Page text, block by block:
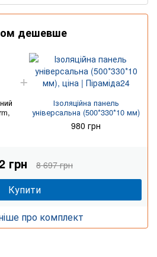
дешевше
Ізоляційна панель
універсальна (500*330*10 мм)
980 грн
грн 8 697 грн
Купити
про комплект